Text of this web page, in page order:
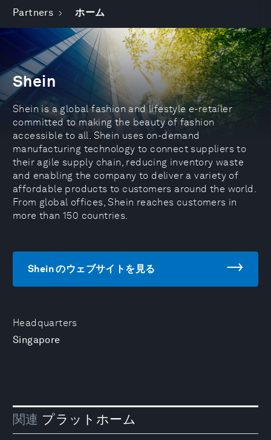
Partners ホーム
Headquarters
Singapore
Shein
Shein is a global fashion and lifestyle e-retailer
committed to making the beauty of fashion
accessible to all. Shein uses on-demand
manufacturing technology to connect suppliers to
their agile supply chain, reducing inventory waste
and enabling the company to deliver a variety of
affordable products to customers around the world.
From global offices, Shein reaches customers in
more than 150 countries.
Shein のウェブサイトを見る
関連 プラットホーム